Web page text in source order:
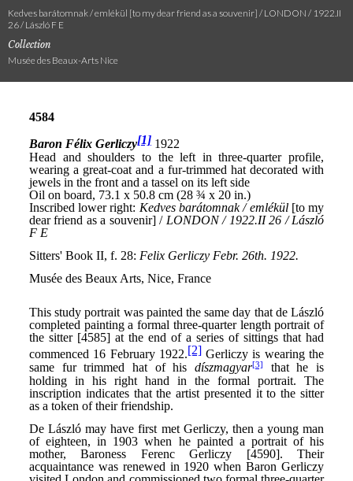
Kedves barátomnak / emlékül [to my dear friend as a souvenir] / LONDON / 1922.II
26 / László F E
Collection
Musée des Beaux-Arts Nice